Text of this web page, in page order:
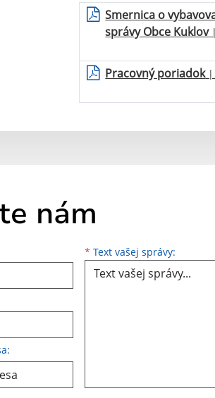
Smernica o
správy Obce Kuklov|
Pracovný poriadok|
nám
* Text vašej správy: Text